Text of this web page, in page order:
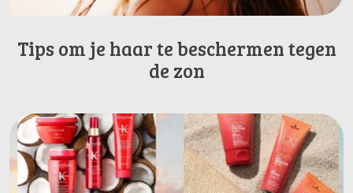
Tips om je haar te beschermen tegen
de zon